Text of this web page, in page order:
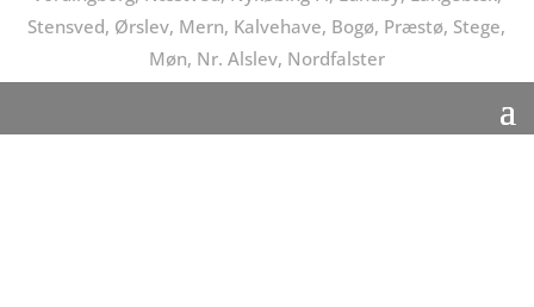
Stensved, Ørslev, Mern, Kalvehave, Bogø, Præstø, Stege,
Møn, Nr. Alslev, Nordfalster